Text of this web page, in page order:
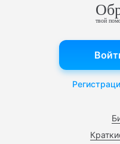
твой